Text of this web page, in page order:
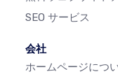
SEO サービス
会社
ホームページにつ